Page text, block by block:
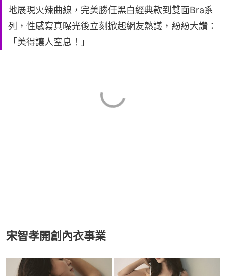
地展現火辣曲線，完美勝任黑白經典款到雙面Bra系
列，性感寫真曝光後立刻掀起網友熱議，紛紛大讚：
「美得讓人窒息！」
宋智孝開創內衣事業